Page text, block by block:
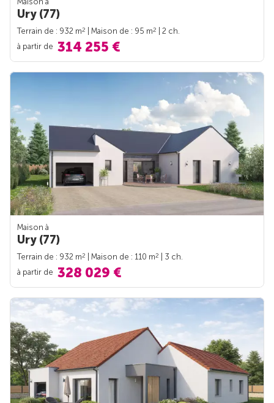
Ury (77)
Terrain de : 932 m2 | Maison de : 95 m2
| 2 ch.
à partir de 314 255 €
Maison à
Ury (77)
Terrain de : 932 m2 | Maison de : 110 m2
| 3 ch.
à partir de 328 029 €